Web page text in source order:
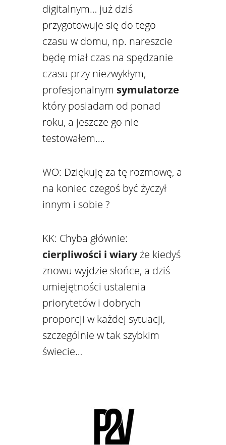
digitalnym… już dziś
przygotowuje się do tego
czasu w domu, np. nareszcie
będę miał czas na spędzanie
czasu przy niezwykłym,
profesjonalnym symulatorze
który posiadam od ponad
roku, a jeszcze go nie
testowałem….
WO: Dziękuję za tę rozmowę, a
na koniec czegoś być życzył
innym i sobie ?
KK: Chyba głównie:
cierpliwości i wiaryże kiedyś
znowu wyjdzie słońce, a dziś
umiejętności ustalenia
priorytetów i dobrych
proporcji w każdej sytuacji,
szczególnie w tak szybkim
świecie…